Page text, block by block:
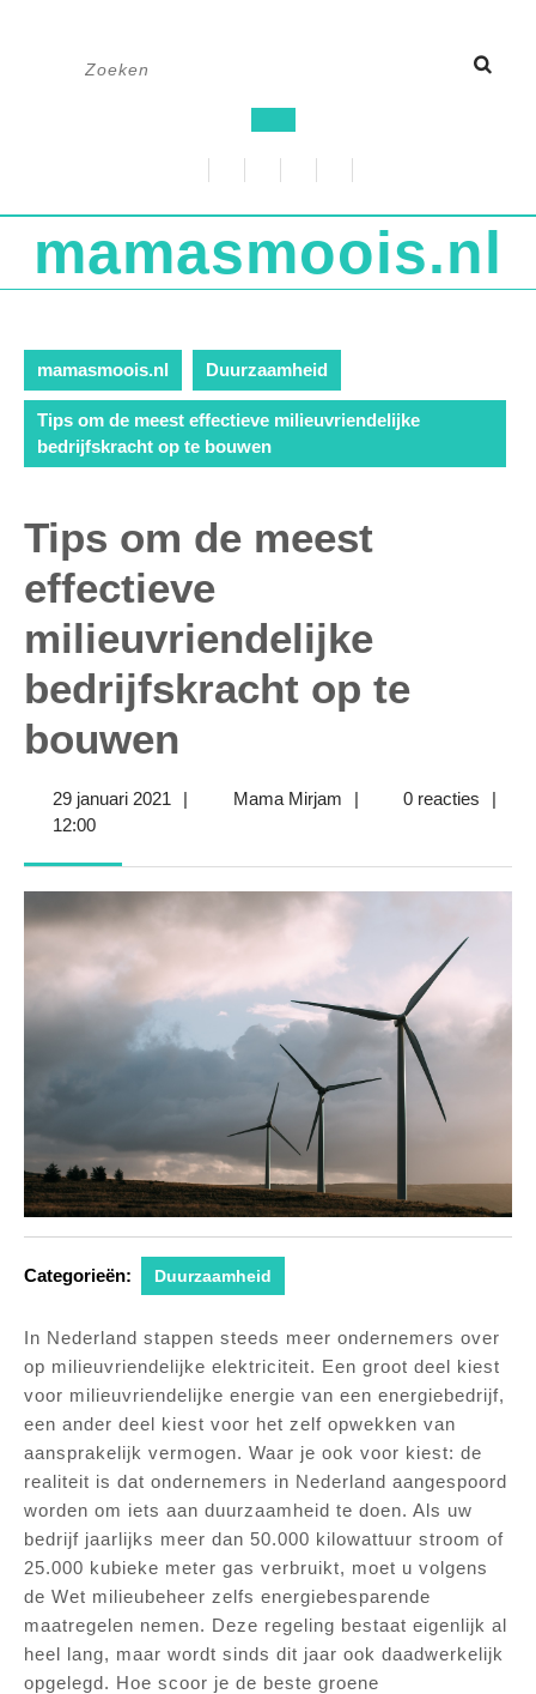
knop
mamasmoois.nl
mamasmoois.nl Duurzaamheid
Tips om de meest effectieve milieuvriendelijke
bedrijfskracht op te bouwen
Tips om de meest
effectieve
milieuvriendelijke
bedrijfskracht op te
bouwen
29 januari 2021 29| Mama MirjamMama
| 0 reacties
|
12:00
Categorieën: Duurzaamheid
In Nederland stappen steeds meer ondernemers over
op milieuvriendelijke elektriciteit. Een groot deel kiest
voor milieuvriendelijke energie van een energiebedrijf,
een ander deel kiest voor het zelf opwekken van
aansprakelijk vermogen. Waar je ook voor kiest: de
realiteit is dat ondernemers in Nederland aangespoord
worden om iets aan duurzaamheid te doen. Als uw
bedrijf jaarlijks meer dan 50.000 kilowattuur stroom of
25.000 kubieke meter gas verbruikt, moet u volgens
de Wet milieubeheer zelfs energiebesparende
maatregelen nemen. Deze regeling bestaat eigenlijk al
heel lang, maar wordt sinds dit jaar ook daadwerkelijk
opgelegd. Hoe scoor je de beste groene